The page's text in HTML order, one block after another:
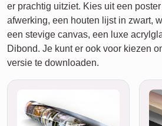
er prachtig uitziet. Kies uit een
afwerking, een houten lijst in zwart,
een stevige canvas, een luxe
Dibond. Je kunt er ook voor kiezen
versie te downloaden.